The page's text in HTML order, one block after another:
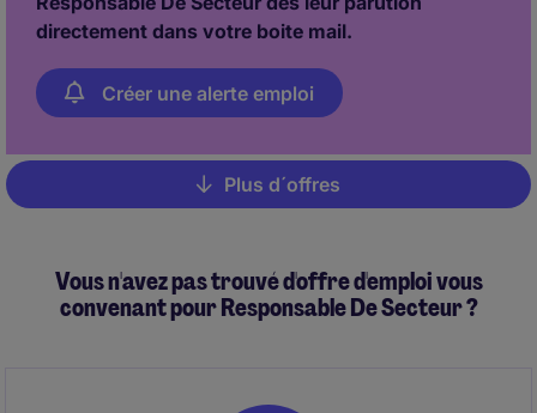
directement dans votre boite mail.
Créer une alerte emploi
Pagination
Plus d´offres
Vous n'avez pas trouvé d'offre d'emploi vous
convenant pour Responsable De Secteur ?